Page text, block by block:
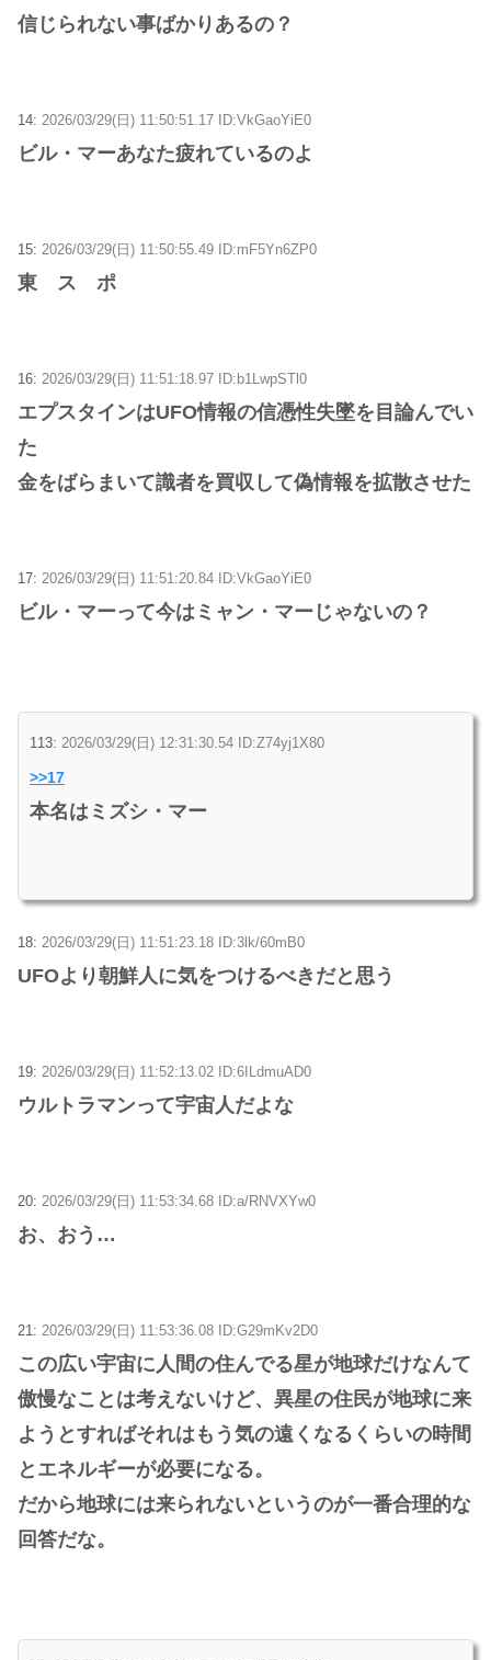
信じられない事ばかりあるの？
14: 2026/03/29(日) 11:50:51.17 ID:VkGaoYiE0
ビル・マーあなた疲れているのよ
15: 2026/03/29(日) 11:50:55.49 ID:mF5Yn6ZP0
東 ス ポ
16: 2026/03/29(日) 11:51:18.97 ID:b1LwpSTl0
エプスタインはUFO情報の信憑性失墜を目論んでい
た
金をばらまいて識者を買収して偽情報を拡散させた
17: 2026/03/29(日) 11:51:20.84 ID:VkGaoYiE0
ビル・マーって今はミャン・マーじゃないの？
113: 2026/03/29(日) 12:31:30.54 ID:Z74yj1X80
>>17
本名はミズシ・マー
18: 2026/03/29(日) 11:51:23.18 ID:3lk/60mB0
UFOより朝鮮人に気をつけるべきだと思う
19: 2026/03/29(日) 11:52:13.02 ID:6ILdmuAD0
ウルトラマンって宇宙人だよな
20: 2026/03/29(日) 11:53:34.68 ID:a/RNVXYw0
お、おう…
21: 2026/03/29(日) 11:53:36.08 ID:G29mKv2D0
この広い宇宙に人間の住んでる星が地球だけなんて
傲慢なことは考えないけど、異星の住民が地球に来
ようとすればそれはもう気の遠くなるくらいの時間
とエネルギーが必要になる。
だから地球には来られないというのが一番合理的な
回答だな。